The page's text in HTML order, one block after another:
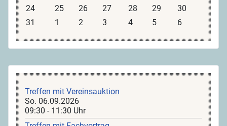
24
25 26 27 28 29
30
31
1 2 3 4 5 6
Treffen mit Vereinsauktion
So. 06.09.2026
09:30 - 11:30 Uhr